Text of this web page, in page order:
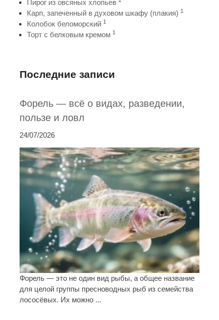
Пирог из овсяных хлопьев
Карп, запеченный в духовом шкафу (плакия) 1
Колобок беломорский 1
Торт с белковым кремом 1
Последние записи
Форель — всё о видах, разведении,
пользе и ловл
24/07/2026
Форель — это не один вид рыбы, а общее название
для целой группы пресноводных рыб из семейства
лососёвых. Их можно ...